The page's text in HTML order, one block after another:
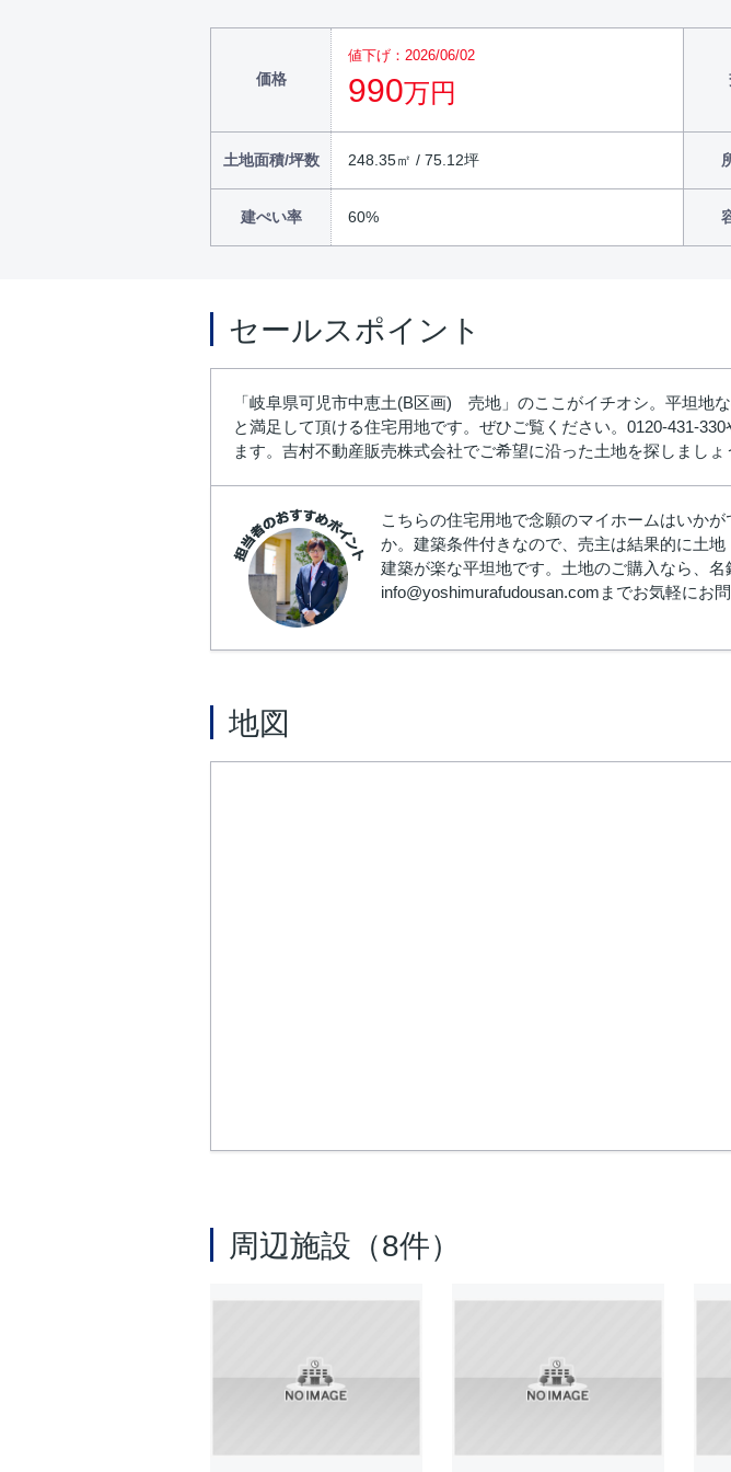
価格
値下げ：2026/06/02
990万円
土地面積/坪数 248.35㎡ / 75.12坪
建ぺい率 60%
セールスポイント
「岐阜県可児市中恵土(B区画) 売地」のここがイチオシ。平坦地
と満足して頂ける住宅用地です。ぜひご覧ください。0120-431-
ます。吉村不動産販売株式会社でご希望に沿った土地を探しましょ
こちらの住宅用地で念願のマイホームはいか
か。建築条件付きなので、売主は結果的に土
建築が楽な平坦地です。土地のご購入なら、
info@yoshimurafudousan.comまでお気軽にお
地図
周辺施設（8件）